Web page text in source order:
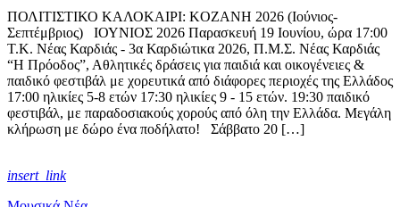
ΠΟΛΙΤΙΣΤΙΚΟ ΚΑΛΟΚΑΙΡΙ: KOZANH 2026 (Ιούνιος-
Σεπτέμβριος) ΙΟΥΝΙΟΣ 2026 Παρασκευή 19 Ιουνίου, ώρα 17:00
Τ.Κ. Νέας Καρδιάς - 3α Καρδιώτικα 2026, Π.Μ.Σ. Νέας Καρδιάς
“Η Πρόοδος”, Αθλητικές δράσεις για παιδιά και οικογένειες &
παιδικό φεστιβάλ με χορευτικά από διάφορες περιοχές της Ελλάδος
17:00 ηλικίες 5-8 ετών 17:30 ηλικίες 9 - 15 ετών. 19:30 παιδικό
φεστιβάλ, με παραδοσιακούς χορούς από όλη την Ελλάδα. Μεγάλη
κλήρωση με δώρο ένα ποδήλατο! Σάββατο 20 […]
insert_link